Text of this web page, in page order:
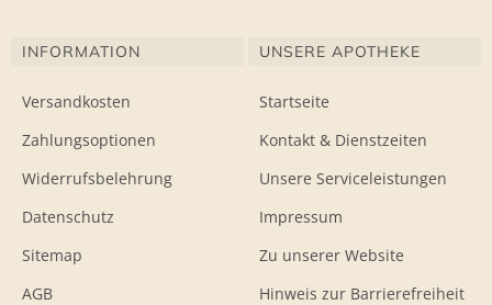
INFORMATION
Versandkosten
Zahlungsoptionen
Widerrufsbelehrung
Datenschutz
Sitemap
AGB
UNSERE APOTHEKE
Startseite
Kontakt & Dienstzeiten
Unsere Serviceleistungen
Impressum
Zu unserer Website
Hinweis zur Barrierefreiheit